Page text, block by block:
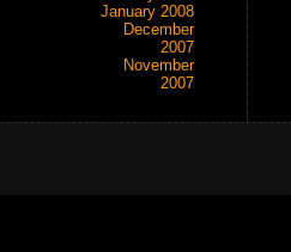
January 2008
December
2007
November
2007